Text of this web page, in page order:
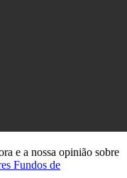
e a nossa opinião sobre
Fundos de